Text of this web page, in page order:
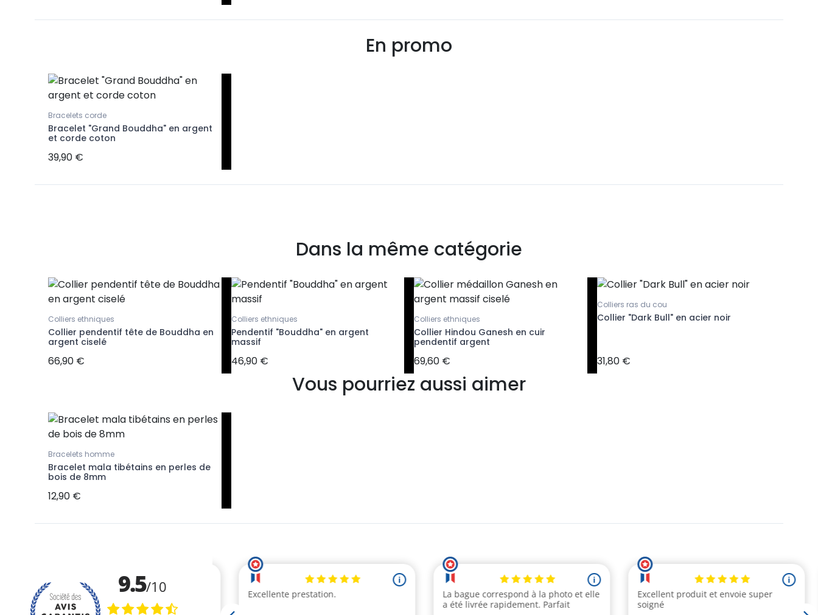
En promo
Bracelets corde
Bracelet "Grand Bouddha" en argent
et corde coton
39,90 €
Dans la même catégorie
Colliers ethniques
Collier pendentif tête de Bouddha en
argent ciselé
66,90 €
Colliers ethniques
Pendentif "Bouddha" en argent
massif
46,90 €
Colliers ethniques
Collier Hindou Ganesh en cuir
pendentif argent
69,60 €
Colliers ras du cou
Collier "Dark Bull" en acier noir
31,80 €
Vous pourriez aussi aimer
Bracelets homme
Bracelet mala tibétains en perles de
bois de 8mm
12,90 €